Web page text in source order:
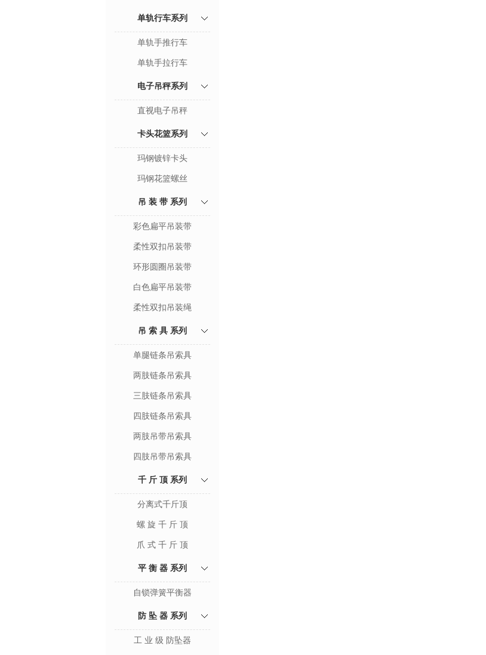
单轨行车系列
单轨手推行车
单轨手拉行车
电子吊秤系列
直视电子吊秤
卡头花篮系列
玛钢镀锌卡头
玛钢花篮螺丝
吊 装 带 系列
彩色扁平吊装带
柔性双扣吊装带
环形圆圈吊装带
白色扁平吊装带
柔性双扣吊装绳
吊 索 具 系列
单腿链条吊索具
两肢链条吊索具
三肢链条吊索具
四肢链条吊索具
两肢吊带吊索具
四肢吊带吊索具
千 斤 顶 系列
分离式千斤顶
螺 旋 千 斤 顶
爪 式 千 斤 顶
平 衡 器 系列
自锁弹簧平衡器
防 坠 器 系列
工 业 级 防坠器